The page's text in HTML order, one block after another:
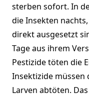
sterben sofort. In
die Insekten
direkt ausgesetzt
Tage aus ihrem
Pestizide töten die
Insektizide müssen
Larven abtöten.